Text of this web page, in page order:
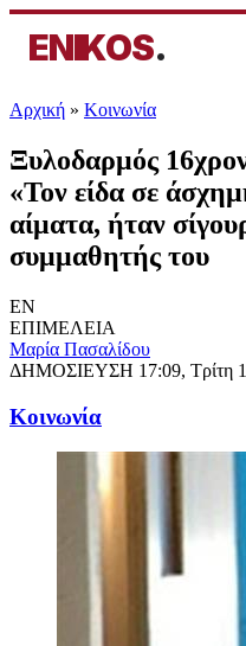
ENIKOS.
Αρχική » Κοινωνία
Ξυλοδαρμός
«Τον είδα σε
αίματα, ήταν
συμμαθητής του
EN
ΕΠΙΜΕΛΕΙΑ
Μαρία Πασαλίδου
ΔΗΜΟΣΙΕΥΣΗ 17:09, Τρίτη
Κοινωνία